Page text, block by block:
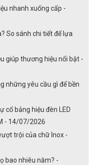
nhanh xuống cấp -
So sánh chi tiết để lựa
giúp thương hiệu nổi bật -
những yêu cầu gì để bền
cố bảng hiệu đèn LED
- 14/07/2026
trội của chữ Inox -
bao nhiêu năm? -